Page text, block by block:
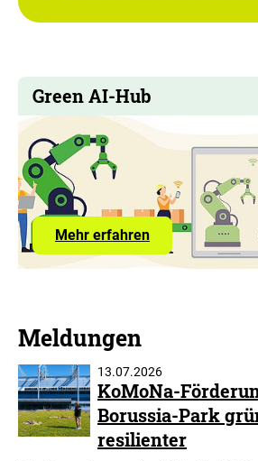
Green AI-Hub
Mehr erfahrenMehr
über
die
Meldungen
13.07.2026
KoMoNa-
Borussia-Park
resilienter